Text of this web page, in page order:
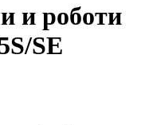
и роботи
SE